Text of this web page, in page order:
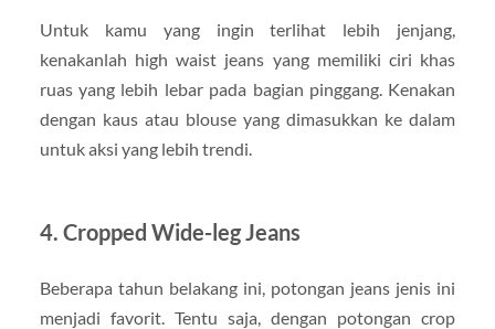
Untuk kamu yang ingin terlihat lebih jenjang,
kenakanlah high waist jeans yang memiliki ciri khas
ruas yang lebih lebar pada bagian pinggang. Kenakan
dengan kaus atau blouse yang dimasukkan ke dalam
untuk aksi yang lebih trendi.
4. Cropped Wide-leg Jeans
Beberapa tahun belakang ini, potongan jeans jenis ini
menjadi favorit. Tentu saja, dengan potongan crop